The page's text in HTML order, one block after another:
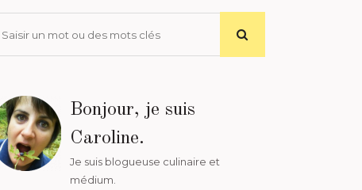
Bonjour, je suis
Caroline.
Je suis blogueuse culinaire et
médium.